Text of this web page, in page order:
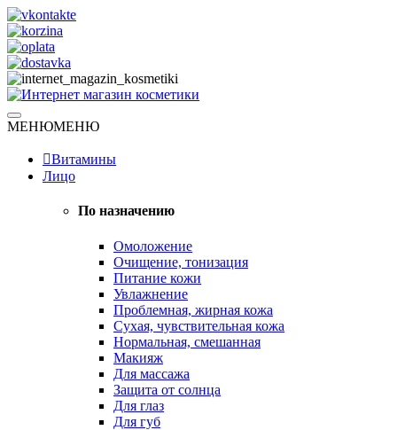
Skip
to
content
Интернет магазин косметики
Натуральная косметика
МЕНЮМЕНЮ
Витамины
Лицо
По назначению
Омоложение
Очищение, тонизация
Питание кожи
Увлажнение
Проблемная, жирная кожа
Сухая, чувствительная кожа
Нормальная, смешанная
Макияж
Для массажа
Защита от солнца
Для глаз
Для губ